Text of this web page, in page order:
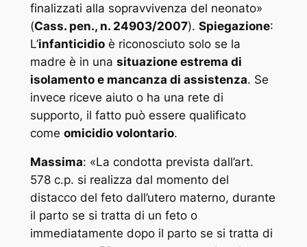
finalizzati alla sopravvivenza del neonato»
(Cass. pen., n. 24903/2007). Spiegazione:
L’infanticidioè riconosciuto solo se la
madre è in una situazione estrema di
isolamento e mancanza di assistenza. Se
invece riceve aiuto o ha una rete di
supporto, il fatto può essere qualificato
come omicidio volontario.
Massima: «La condotta prevista dall’art.
578 c.p. si realizza dal momento del
distacco del feto dall’utero materno, durante
il parto se si tratta di un feto o
immediatamente dopo il parto se si tratta di